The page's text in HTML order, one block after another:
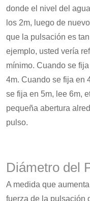
donde el nivel del
los 2m, luego de
que la pulsación es
ejemplo, usted vería
mínimo. Cuando se
4m. Cuando se fija en
se fija en 5m, lee 6m,
pequeña abertura
pulso.
Diámetro del
A medida que
fuerza de la pulsación